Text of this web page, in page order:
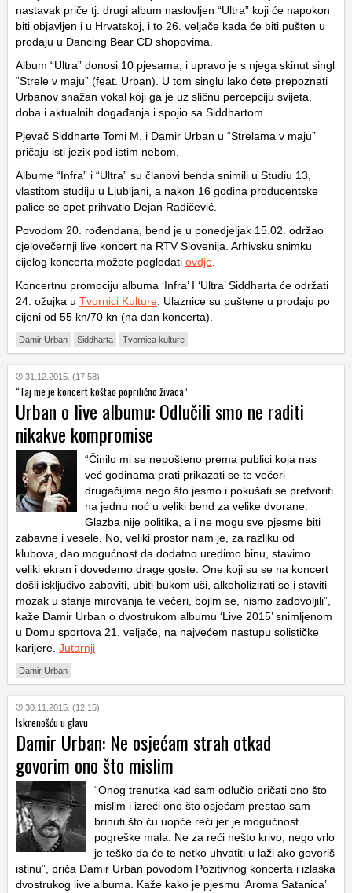
nastavak priče tj. drugi album naslovljen “Ultra” koji će napokon
biti objavljen i u Hrvatskoj, i to 26. veljače kada će biti pušten u
prodaju u Dancing Bear CD shopovima.
Album “Ultra” donosi 10 pjesama, i upravo je s njega skinut singl
“Strele v maju” (feat. Urban). U tom singlu lako ćete prepoznati
Urbanov snažan vokal koji ga je uz sličnu percepciju svijeta,
doba i aktualnih događanja i spojio sa Siddhartom.
Pjevač Siddharte Tomi M. i Damir Urban u “Strelama v maju”
pričaju isti jezik pod istim nebom.
Albume “Infra” i “Ultra” su članovi benda snimili u Studiu 13,
vlastitom studiju u Ljubljani, a nakon 16 godina producentske
palice se opet prihvatio Dejan Radičević.
Povodom 20. rođendana, bend je u ponedjeljak 15.02. održao
cjelovečernji live koncert na RTV Slovenija. Arhivsku snimku
cijelog koncerta možete pogledati ovdje
Koncertnu promociju albuma ‘Infra’ I ‘Ultra’ Siddharta će održati
24. ožujka u Tvornici Kulture . Ulaznice su puštene u prodaju po
cijeni od 55 kn/70 kn (na dan koncerta).
Damir Urban Siddharta Tvornica kulture
31.12.2015. (17:58)
“Taj me je koncert koštao poprilično živaca”
Urban o live albumu: Odlučili smo ne raditi
nikakve kompromise
“Činilo mi se nepošteno prema publici koja nas
već godinama prati prikazati se te večeri
drugačijima nego što jesmo i pokušati se pretvoriti
na jednu noć u veliki bend za velike dvorane.
Glazba nije politika, a i ne mogu sve pjesme biti
zabavne i vesele. No, veliki prostor nam je, za razliku od
klubova, dao mogućnost da dodatno uredimo binu, stavimo
veliki ekran i dovedemo drage goste. One koji su se na koncert
došli isključivo zabaviti, ubiti bukom uši, alkoholizirati se i staviti
mozak u stanje mirovanja te večeri, bojim se, nismo zadovoljili”,
kaže Damir Urban o dvostrukom albumu ‘Live 2015’ snimljenom
u Domu sportova 21. veljače, na najvećem nastupu solističke
karijere. Jutarnji
Damir Urban
30.11.2015. (12:15)
Iskrenošću u glavu
Damir Urban: Ne osjećam strah otkad
govorim ono što mislim
“Onog trenutka kad sam odlučio pričati ono što
mislim i izreći ono što osjećam prestao sam
brinuti što ću uopće reći jer je mogućnost
pogreške mala. Ne za reći nešto krivo, nego vrlo
je teško da će te netko uhvatiti u laži ako govoriš
istinu”, priča Damir Urban povodom Pozitivnog koncerta i izlaska
dvostrukog live albuma. Kaže kako je pjesmu ‘Aroma Satanica’